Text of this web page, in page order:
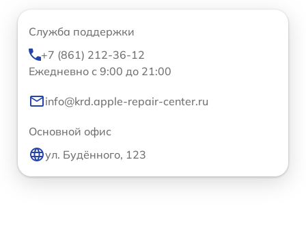
Служба поддержки
+7 (861) 212-36-12
Ежедневно с 9:00 до 21:00
info@krd.apple-repair-center.ru
Основной офис
ул. Будённого, 123